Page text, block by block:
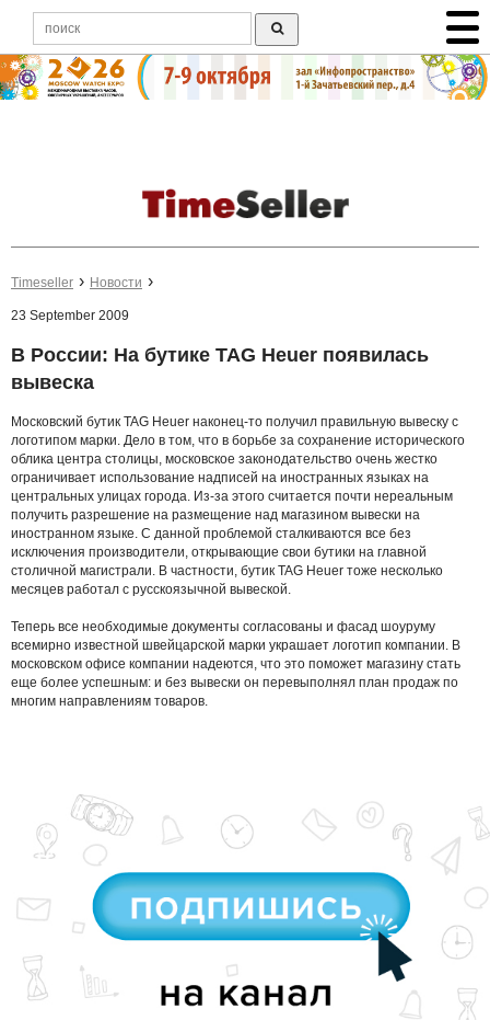
Timeseller Новости
23 September 2009
В России: На бутике TAG Heuer появилась
вывеска
Московский бутик TAG Heuer наконец-то получил правильную вывеску с
логотипом марки. Дело в том, что в борьбе за сохранение исторического
облика центра столицы, московское законодательство очень жестко
ограничивает использование надписей на иностранных языках на
центральных улицах города. Из-за этого считается почти нереальным
получить разрешение на размещение над магазином вывески на
иностранном языке. С данной проблемой сталкиваются все без
исключения производители, открывающие свои бутики на главной
столичной магистрали. В частности, бутик TAG Heuer тоже несколько
месяцев работал с русскоязычной вывеской.
Теперь все необходимые документы согласованы и фасад шоуруму
всемирно известной швейцарской марки украшает логотип компании. В
московском офисе компании надеются, что это поможет магазину стать
еще более успешным: и без вывески он перевыполнял план продаж по
многим направлениям товаров.